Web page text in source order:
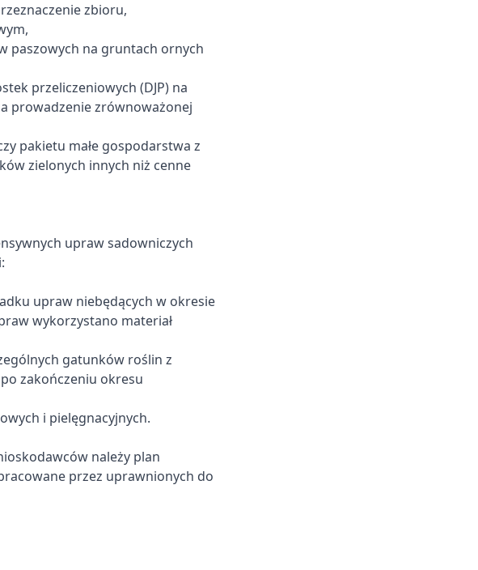
zbioru,
paszowych na gruntach ornych
przeliczeniowych (DJP) na
prowadzenie zrównoważonej
pakietu małe gospodarstwa z
zielonych innych niż cenne
upraw sadowniczych
upraw niebędących w okresie
wykorzystano materiał
gatunków roślin z
zakończeniu okresu
i pielęgnacyjnych.
należy plan
przez uprawnionych do